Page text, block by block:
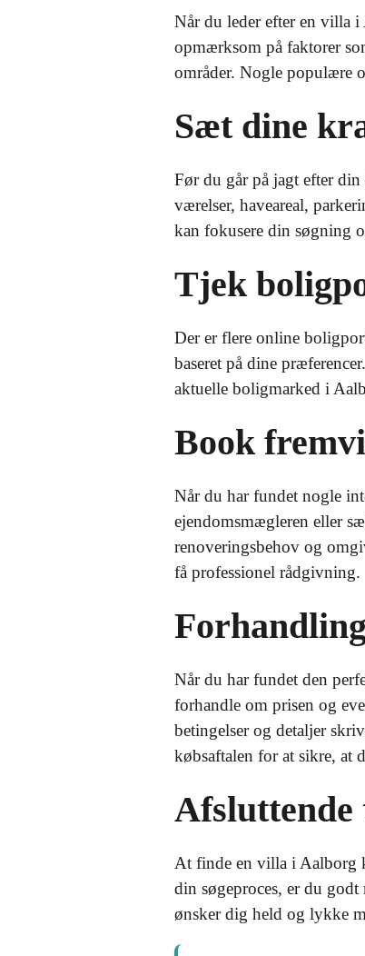
Når du leder efter en villa
opmærksom på faktorer
områder. Nogle populære
Sæt dine
Før du går på jagt efter
værelser, haveareal,
kan fokusere din søgning
Tjek
Der er flere online
baseret på dine
aktuelle boligmarked i
Book
Når du har fundet nogle
ejendomsmægleren eller
renoveringsbehov og
få professionel rådgivning.
Når du har fundet den
forhandle om prisen og
betingelser og detaljer
købsaftalen for at sikre, at
Afsluttende
At finde en villa i Aalborg
din søgeproces, er du
ønsker dig held og lykke